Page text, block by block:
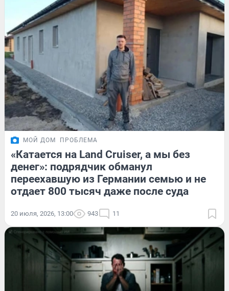
МОЙ ДОМ ПРОБЛЕМА
«Катается на Land Cruiser, а мы без
денег»: подрядчик обманул
переехавшую из Германии семью и не
отдает 800 тысяч даже после суда
20 июля, 2026, 13:00 943 11